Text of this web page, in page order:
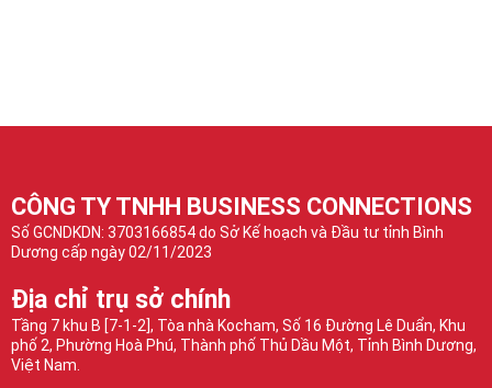
CÔNG TY TNHH BUSINESS CONNECTIONS
Số GCNDKDN: 3703166854 do Sở Kế hoạch và Đầu tư tỉnh Bình
Dương cấp ngày 02/11/2023
Địa chỉ trụ sở chính
Tầng 7 khu B [7-1-2], Tòa nhà Kocham, Số 16 Đường Lê Duẩn, Khu
phố 2, Phường Hoà Phú, Thành phố Thủ Dầu Một, Tỉnh Bình Dương,
Việt Nam.